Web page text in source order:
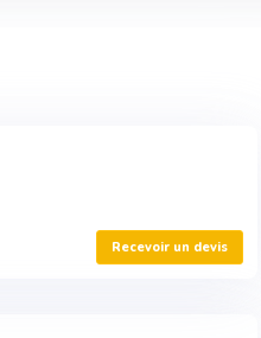
Recevoir un devis